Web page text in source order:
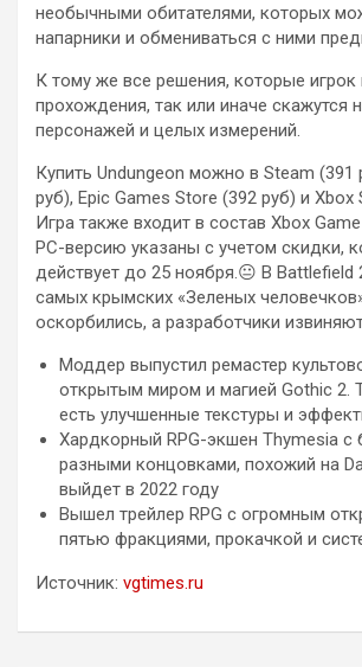
необычными обитателями, которых
напарники и обмениваться с ними
К тому же все решения, которые игрок
прохождения, так или иначе скажутся
персонажей и целых измерений.
Купить Undungeon можно в Steam (391
руб), Epic Games Store (392 руб) и Xbox
Игра также входит в состав Xbox
PC-версию указаны с учетом скидки,
действует до 25 ноября.😐 В Battlefield
самых крымских «Зеленых
оскорбились, а разработчики
Моддер выпустил ремастер
открытым миром и магией Gothic 2.
есть улучшенные текстуры и
Хардкорный RPG-экшен Thymesia с
разными концовками, похожий на
выйдет в 2022 году
Вышел трейлер RPG с огромным
пятью фракциями, прокачкой и
Источник: vgtimes.ru